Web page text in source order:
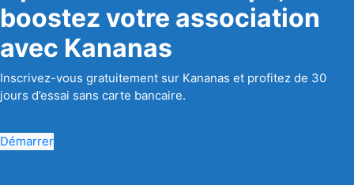
boostez votre association
avec Kananas
Inscrivez-vous gratuitement sur Kananas et profitez de 30
jours d’essai sans carte bancaire.
Démarrer